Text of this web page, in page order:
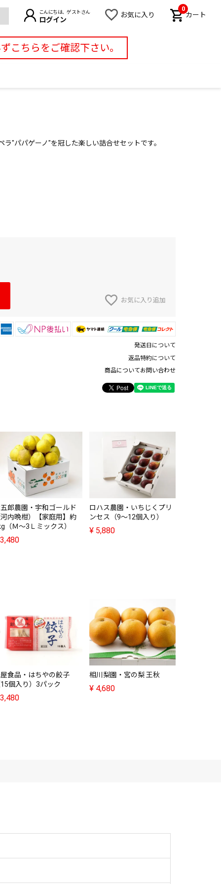
こんにちは、ゲストさん
ログイン
お気に入り カート
0
こちらをご確認下さい。
"パパゲーノ"を冠した楽しい詰合せセットです。
お気に入り追加
発送日について
返品特約について
商品についてお問い合わせ
郎農園・宇和ゴールド
内晩柑）【家庭用】約
（Ｍ～3Ｌミックス）
3,480
ロハス農園・いちじくプリ
ンセス（9～12個入り）
¥ 5,880
食品・はちやの餃子
個入り）3パック
3,480
相川梨園・宮の梨 王秋
¥ 4,680